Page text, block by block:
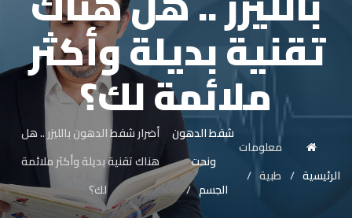
تقنية بديلة وأكثر
ملائمة لك؟
الرئيسية
معلومات
طبية
شفط الدهون
ونحت
الجسم
أضرار شفط الدهون بالليزر .. هل
هناك تقنية بديلة وأكثر ملائمة
لك؟